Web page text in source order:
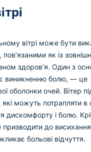
вітрі може бути
як із
здоров’я. Один з
виникненню болю, — це
оболонки очей. Вітер
які можуть потрапляти в
дискомфорту і болю.
до висихання
больові відчуття.